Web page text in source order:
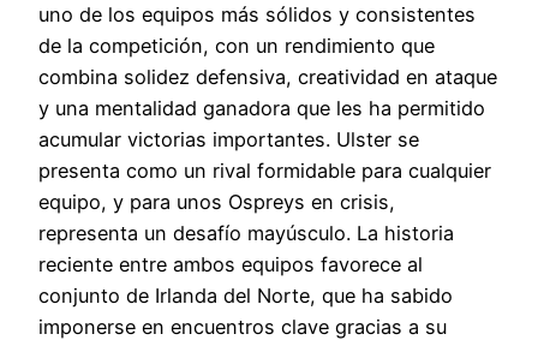
uno de los equipos más sólidos y consistentes
de la competición, con un rendimiento que
combina solidez defensiva, creatividad en ataque
y una mentalidad ganadora que les ha permitido
acumular victorias importantes. Ulster se
presenta como un rival formidable para cualquier
equipo, y para unos Ospreys en crisis,
representa un desafío mayúsculo. La historia
reciente entre ambos equipos favorece al
conjunto de Irlanda del Norte, que ha sabido
imponerse en encuentros clave gracias a su